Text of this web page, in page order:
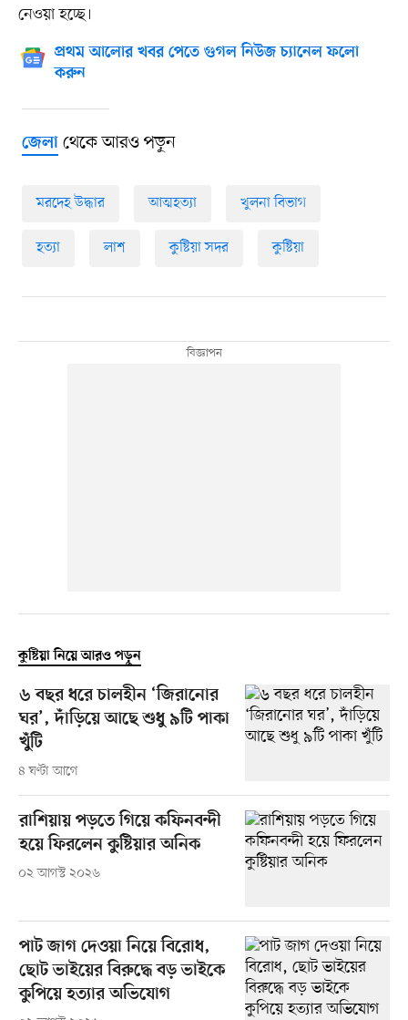
নেওয়া হচ্ছে।
প্রথম আলোর খবর পেতে গুগল নিউজ চ্যানেল ফলো
করুন
জেলাথেকে আরও পড়ুন
মরদেহ উদ্ধার আত্মহত্যা খুলনা বিভাগ
হত্যা লাশ কুষ্টিয়া সদর কুষ্টিয়া
কুষ্টিয়া নিয়ে আরও পড়ুন
৬ বছর ধরে চালহীন ‘জিরানোর
ঘর’, দাঁড়িয়ে আছে শুধু ৯টি পাকা
খুঁটি
৪ ঘণ্টা আগে
রাশিয়ায় পড়তে গিয়ে কফিনবন্দী
হয়ে ফিরলেন কুষ্টিয়ার অনিক
০২ আগস্ট ২০২৬
পাট জাগ দেওয়া নিয়ে বিরোধ,
ছোট ভাইয়ের বিরুদ্ধে বড় ভাইকে
কুপিয়ে হত্যার অভিযোগ